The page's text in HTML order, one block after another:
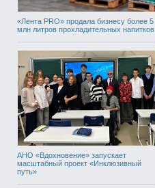
«Лента PRO» продала бизнесу более 5
млн литров прохладительных напитков
АНО «Вдохновение» запускает
масштабный проект «Инклюзивный
путь»